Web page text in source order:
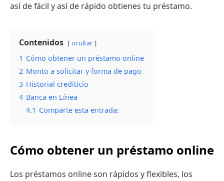
así de fácil y así de rápido obtienes tu préstamo.
Contenidos ocultar
1 Cómo obtener un préstamo online
2 Monto a solicitar y forma de pago
3 Historial crediticio
4 Banca en Línea
4.1 Comparte esta entrada:
Cómo obtener un préstamo online
Los préstamos online son rápidos y flexibles, los